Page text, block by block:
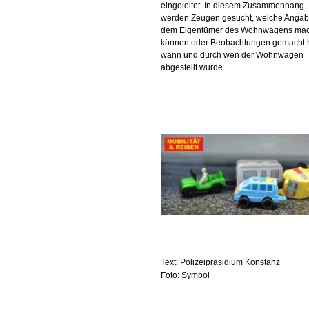
eingeleitet. In diesem Zusammenhang
werden Zeugen gesucht, welche
dem Eigentümer des Wohnwagens
können oder Beobachtungen gemacht
wann und durch wen der Wohnwagen
abgestellt wurde.
Text: Polizeipräsidium Konstanz
Foto: Symbol